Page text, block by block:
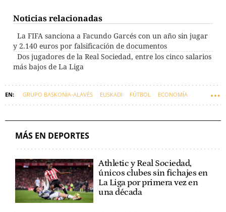
Noticias relacionadas
La FIFA sanciona a Facundo Garcés con un año sin jugar
y 2.140 euros por falsificación de documentos
Dos jugadores de la Real Sociedad, entre los cinco salarios
más bajos de La Liga
GRUPO BASKONIA-ALAVÉS EUSKADI FÚTBOL ECONOMÍA
MÁS EN DEPORTES
Athletic y Real Sociedad,
únicos clubes sin fichajes en
La Liga por primera vez en
una década